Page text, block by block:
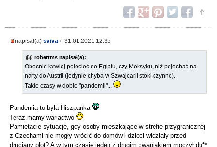
napisał(a) sviva » 31.01.2021 12:35
robertms napisał(a):
Obecnie łatwiej polecieć do Egiptu, czy Meksyku, niż pojechać na
narty do Austrii (jedynie chyba w Szwajcarii stoki czynne).
Takie czasy w dobie "pandemii"...
Pandemią to była Hiszpanka
Teraz mamy wariactwo
Pamiętacie sytuację, gdy osoby mieszkające w strefie przygranicznej
z Czechami nie mogły wrócić do domów i dzieci widziały przed
druciany płot? A w tym czasie jeden z drugim cwaniakiem moczył du**